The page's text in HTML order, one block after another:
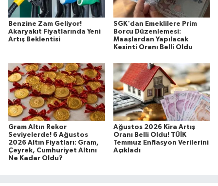
Benzine Zam Geliyor!
Akaryakıt Fiyatlarında Yeni
Artış Beklentisi
SGK'dan Emeklilere Prim
Borcu Düzenlemesi:
Maaşlardan Yapılacak
Kesinti Oranı Belli Oldu
Gram Altın Rekor
Seviyelerde! 6 Ağustos
2026 Altın Fiyatları: Gram,
Çeyrek, Cumhuriyet Altını
Ne Kadar Oldu?
Ağustos 2026 Kira Artış
Oranı Belli Oldu! TÜİK
Temmuz Enflasyon Verilerini
Açıkladı